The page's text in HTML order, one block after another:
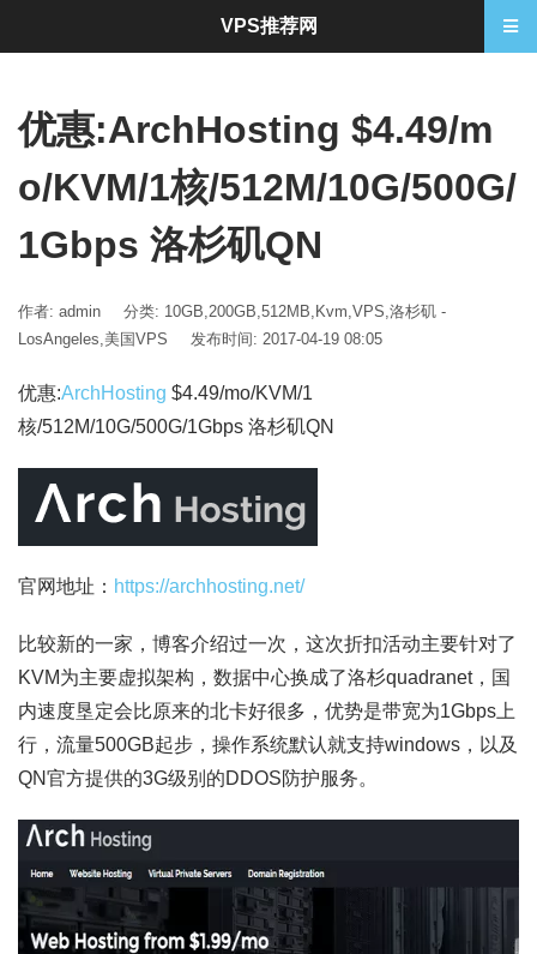
优惠:ArchHosting $4.49/m
o/KVM/1核/512M/10G/500G/
1Gbps 洛杉矶QN
作者: admin 分类: 10GB,200GB,512MB, Kvm,VPS,洛杉矶 -
LosAngeles,美国VPS 发布时间: 2017-04-19 08:05
优惠:ArchHosting $4.49/mo/KVM/1
核/512M/10G/500G/1Gbps 洛杉矶QN
官网地址： https://archhosting.net/
比较新的一家，博客介绍过一次，这次折扣活动主要针对了
KVM为主要虚拟架构，数据中心换成了洛杉quadranet，国
内速度垦定会比原来的北卡好很多，优势是带宽为1Gbps上
行，流量500GB起步，操作系统默认就支持windows，以及
QN官方提供的3G级别的DDOS防护服务。
VPS推荐网